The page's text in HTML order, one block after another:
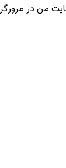
من در